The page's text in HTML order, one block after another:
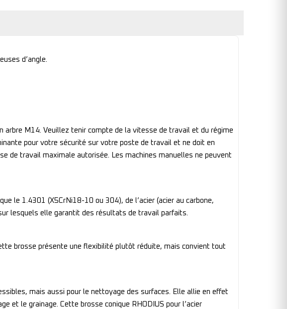
d’angle.
arbre M14. Veuillez tenir compte de la vitesse de travail et du régime
pour votre sécurité sur votre poste de travail et ne doit en
de travail maximale autorisée. Les machines manuelles ne peuvent
le 1.4301 (X5CrNi18-10 ou 304), de l’acier (acier au carbone,
lesquels elle garantit des résultats de travail parfaits.
brosse présente une flexibilité plutôt réduite, mais convient tout
mais aussi pour le nettoyage des surfaces. Elle allie en effet
et le grainage. Cette brosse conique RHODIUS pour l’acier